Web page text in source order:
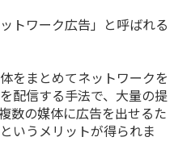
トワーク広告」と呼ばれる
をまとめてネットワークを
配信する手法で、大量の提
数の媒体に広告を出せるた
いうメリットが得られま